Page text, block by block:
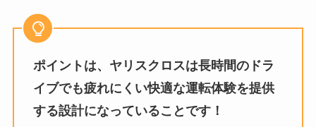
ポイントは、ヤリスクロスは長時間のドラ
イブでも疲れにくい快適な運転体験を提供
する設計になっていることです！